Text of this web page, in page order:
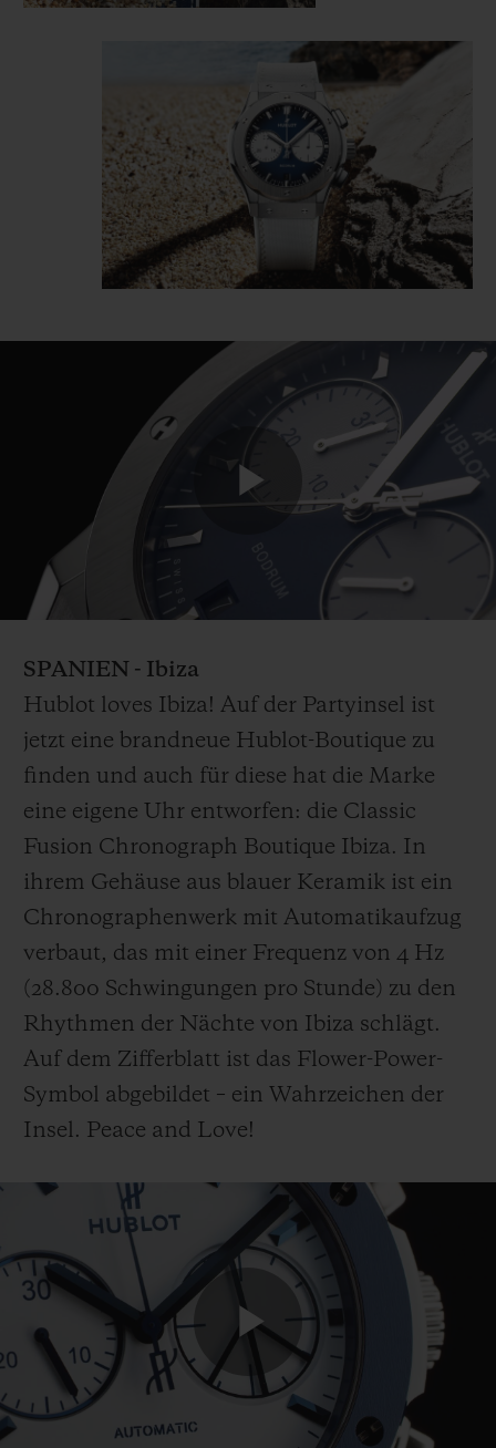
Play
SPANIEN - Ibiza
Hublot loves Ibiza! Auf der Partyinsel ist
jetzt eine brandneue Hublot-Boutique zu
finden und auch für diese hat die Marke
eine eigene Uhr entworfen: die Classic
Fusion Chronograph Boutique Ibiza. In
ihrem Gehäuse aus blauer Keramik ist ein
Chronographenwerk mit Automatikaufzug
verbaut, das mit einer Frequenz von 4 Hz
(28.800 Schwingungen pro Stunde) zu den
Rhythmen der Nächte von Ibiza schlägt.
Auf dem Zifferblatt ist das Flower-Power-
Symbol abgebildet – ein Wahrzeichen der
Insel. Peace and Love!
Play